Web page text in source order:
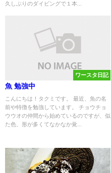
久しぶりのダイビングで１本...
ワースタ日記
魚 勉強中
こんにちは！タクミです。 最近、魚の名
前や特徴を勉強しています。 チョウチョ
ウウオの仲間から始めているのですが、似
た色、形が多くてなかなか覚...